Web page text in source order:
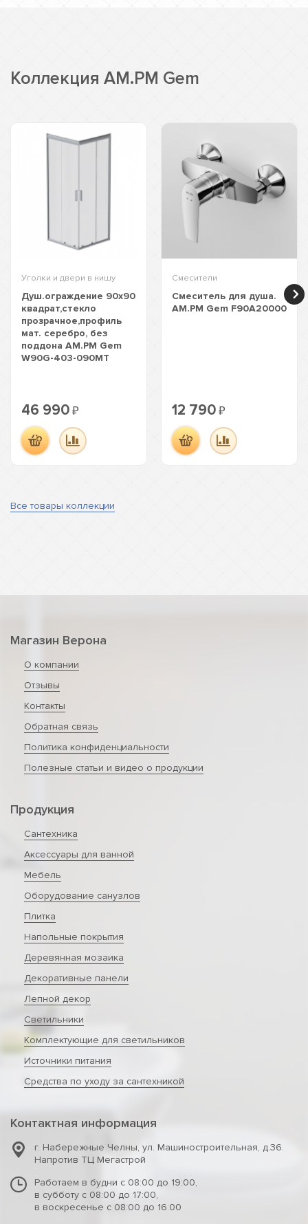
Коллекция AM.PM Gem
Уголки и двери в нишу
Душ.ограждение 90х90
квадрат,стекло
прозрачное,профиль
мат. серебро, без
поддона AM.PM Gem
W90G-403-090MT
46 990 ₽
Смесители
Смеситель для душа.
AM.PM Gem F90A20000
12 790 ₽
Все товары коллекции
Магазин Верона
О компании
Отзывы
Контакты
Обратная связь
Политика конфиденциальности
Полезные статьи и видео о продукции
Продукция
Сантехника
Аксессуары для ванной
Мебель
Оборудование санузлов
Плитка
Напольные покрытия
Деревянная мозаика
Декоративные панели
Лепной декор
Светильники
Комплектующие для светильников
Источники питания
Средства по уходу за сантехникой
Контактная информация
г. Набережные Челны, ул. Машиностроительная, д.36.
Напротив ТЦ Мегастрой
Работаем в будни с 08:00 до 19:00,
в субботу с 08:00 до 17:00,
в воскресенье с 08:00 до 16:00